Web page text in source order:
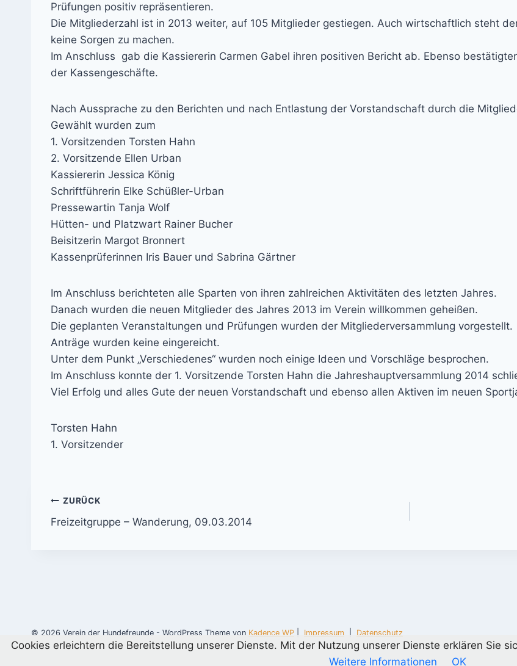
Prüfungen positiv repräsentieren.
Die Mitgliederzahl ist in 2013 weiter, auf 105 Mitglieder gestiegen. Auch wirtschaftlich steht
keine Sorgen zu machen.
Im Anschluss gab die Kassiererin Carmen Gabel ihren positiven Bericht ab. Ebenso
der Kassengeschäfte.
Nach Aussprache zu den Berichten und nach Entlastung der Vorstandschaft durch die
Gewählt wurden zum
1. Vorsitzenden Torsten Hahn
2. Vorsitzende Ellen Urban
Kassiererin Jessica König
Schriftführerin Elke Schüßler-Urban
Pressewartin Tanja Wolf
Hütten- und Platzwart Rainer Bucher
Beisitzerin Margot Bronnert
Kassenprüferinnen Iris Bauer und Sabrina Gärtner
Im Anschluss berichteten alle Sparten von ihren zahlreichen Aktivitäten des letzten Jahres.
Danach wurden die neuen Mitglieder des Jahres 2013 im Verein willkommen geheißen.
Die geplanten Veranstaltungen und Prüfungen wurden der Mitgliederversammlung vorgestellt.
Anträge wurden keine eingereicht.
Unter dem Punkt „Verschiedenes“ wurden noch einige Ideen und Vorschläge besprochen.
Im Anschluss konnte der 1. Vorsitzende Torsten Hahn die Jahreshauptversammlung 2014
Viel Erfolg und alles Gute der neuen Vorstandschaft und ebenso allen Aktiven im neuen
Torsten Hahn
1. Vorsitzender
Beitrags-
Navigation
ZURÜCK
Freizeitgruppe – Wanderung, 09.03.2014
© 2026 Verein der Hundefreunde - WordPress Theme von Kadence WP Impressum Datenschutz
Cookies erleichtern die Bereitstellung unserer Dienste. Mit der Nutzung unserer Dienste erklären Sie
Weitere Informationen
OK